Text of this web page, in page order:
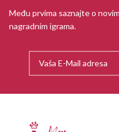
Među prvima saznajte o
nagradnim igrama.